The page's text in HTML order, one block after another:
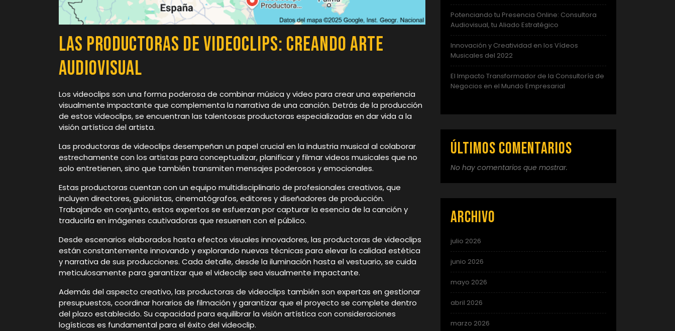
Las Productoras de Videoclips: Creando Arte
Audiovisual
Los videoclips son una forma poderosa de combinar música y video para crear una experiencia
visualmente impactante que complementa la narrativa de una canción. Detrás de la producción
de estos videoclips, se encuentran las talentosas productoras especializadas en dar vida a la
visión artística del artista.
Las productoras de videoclips desempeñan un papel crucial en la industria musical al colaborar
estrechamente con los artistas para conceptualizar, planificar y filmar videos musicales que no
solo entretienen, sino que también transmiten mensajes poderosos y emocionales.
Estas productoras cuentan con un equipo multidisciplinario de profesionales creativos, que
incluyen directores, guionistas, cinematógrafos, editores y diseñadores de producción.
Trabajando en conjunto, estos expertos se esfuerzan por capturar la esencia de la canción y
traducirla en imágenes cautivadoras que resuenen con el público.
Desde escenarios elaborados hasta efectos visuales innovadores, las productoras de videoclips
están constantemente innovando y explorando nuevas técnicas para elevar la calidad estética
y narrativa de sus producciones. Cada detalle, desde la iluminación hasta el vestuario, se cuida
meticulosamente para garantizar que el videoclip sea visualmente impactante.
Además del aspecto creativo, las productoras de videoclips también son expertas en gestionar
presupuestos, coordinar horarios de filmación y garantizar que el proyecto se complete dentro
del plazo establecido. Su capacidad para equilibrar la visión artística con consideraciones
logísticas es fundamental para el éxito del videoclip.
Potenciando tu Presencia Online: Consultora
Audiovisual, tu Aliado Estratégico
Innovación y Creatividad en los Vídeos
Musicales del 2022
El Impacto Transformador de la Consultoría de
Negocios en el Mundo Empresarial
Últimos comentarios
No hay comentarios que mostrar.
Archivo
julio 2026
junio 2026
mayo 2026
abril 2026
marzo 2026